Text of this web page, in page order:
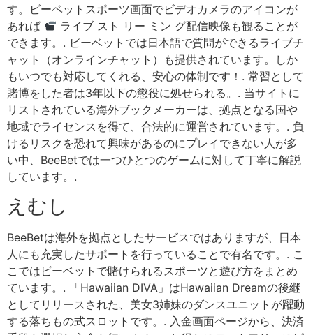
す。ビーベットスポーツ画面でビデオカメラのアイコンが
あれば
ライブ スト リー ミン グ配信映像も観ることが
できます。. ビーベットでは日本語で質問ができるライブチ
ャット（オンラインチャット）も提供されています。しか
もいつでも対応してくれる、安心の体制です！. 常習として
賭博をした者は3年以下の懲役に処せられる。. 当サイトに
リストされている海外ブックメーカーは、拠点となる国や
地域でライセンスを得て、合法的に運営されています。. 負
けるリスクを恐れて興味があるのにプレイできない人が多
い中、BeeBetでは一つひとつのゲームに対して丁寧に解説
しています。.
えむし
BeeBetは海外を拠点としたサービスではありますが、日本
人にも充実したサポートを行っていることで有名です。. こ
こではビーベットで賭けられるスポーツと遊び方をまとめ
ています。. 「Hawaiian DIVA」はHawaiian Dreamの後継
としてリリースされた、美女3姉妹のダンスユニットが躍動
する落ちもの式スロットです。. 入金画面ページから、決済